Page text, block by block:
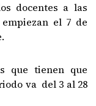
docentes a las
el 7 de
que tienen que
va del 3 al 28